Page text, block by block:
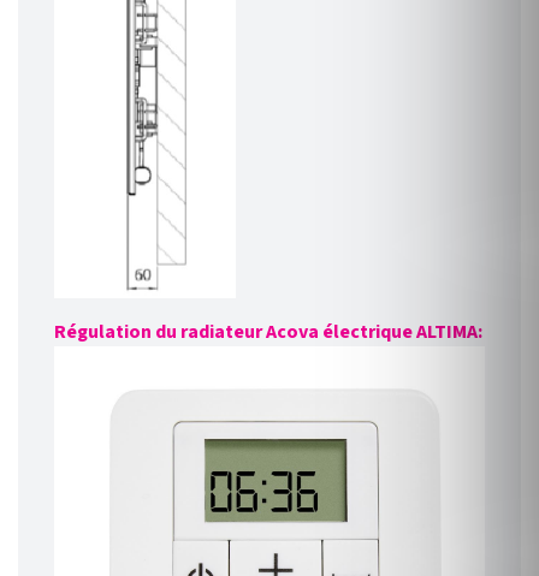
Régulation du radiateur Acova électrique ALTIMA: